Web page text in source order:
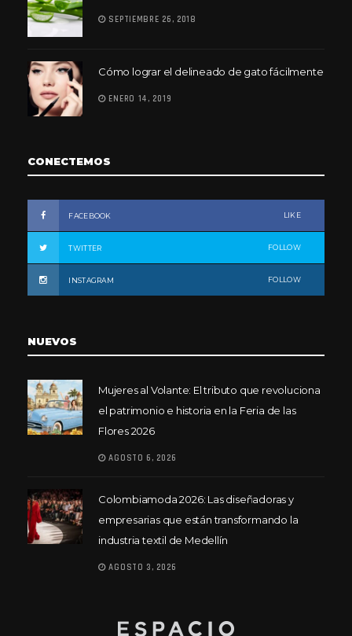
SEPTIEMBRE 26, 2018
Cómo lograr el delineado de gato fácilmente
ENERO 14, 2019
CONECTEMOS
FACEBOOK LIKE
TWITTER FOLLOW
INSTAGRAM FOLLOW
NUEVOS
Mujeres al Volante: El tributo que revoluciona
el patrimonio e historia en la Feria de las
Flores 2026
AGOSTO 6, 2026
Colombiamoda 2026: Las diseñadoras y
empresarias que están transformando la
industria textil de Medellín
AGOSTO 3, 2026